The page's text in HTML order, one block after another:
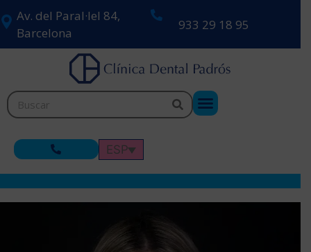
Av. del Paral·lel 84,
Barcelona
933 29 18 95
ESP